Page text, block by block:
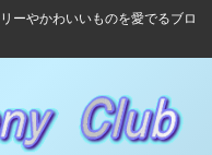
ーやかわいいものを愛でるブロ